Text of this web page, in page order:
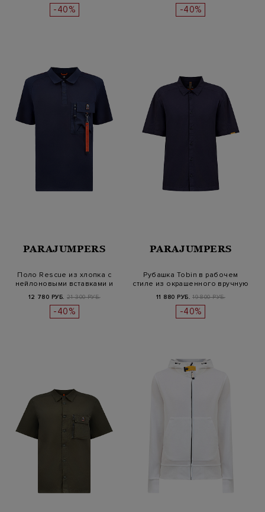
-40% -40%
PARAJUMPERS
Поло Rescue из хлопка с
нейлоновыми вставками и
караби…
12 780 РУБ. 21 300 РУБ.
-40%
PARAJUMPERS
Рубашка Tobin в рабочем
стиле из окрашенного вручную
т…
11 880 РУБ. 19 800 РУБ.
-40%